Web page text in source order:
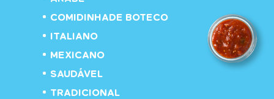
COMIDINHADE BOTECO
ITALIANO
MEXICANO
SAUDÁVEL
TRADICIONAL